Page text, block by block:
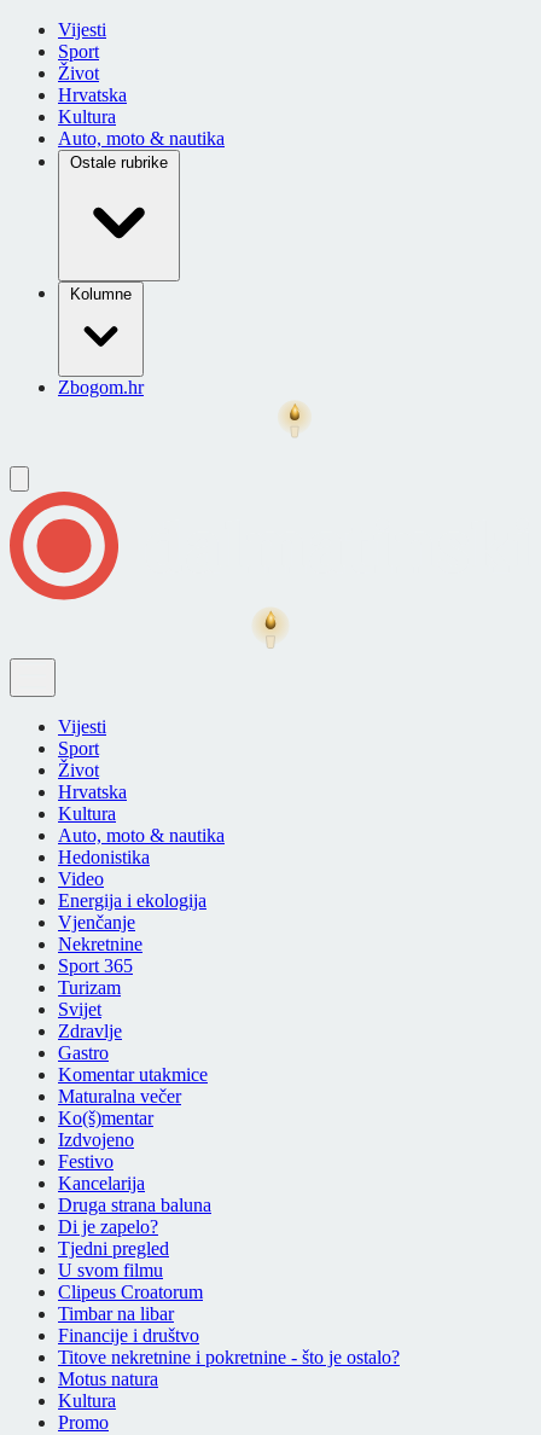
Vijesti
Sport
Život
Hrvatska
Kultura
Auto, moto & nautika
Ostale rubrike
Kolumne
Zbogom.hr
Vijesti
Sport
Život
Hrvatska
Kultura
Auto, moto & nautika
Hedonistika
Video
Energija i ekologija
Vjenčanje
Nekretnine
Sport 365
Turizam
Svijet
Zdravlje
Gastro
Komentar utakmice
Maturalna večer
Ko(š)mentar
Izdvojeno
Festivo
Kancelarija
Druga strana baluna
Di je zapelo?
Tjedni pregled
U svom filmu
Clipeus Croatorum
Timbar na libar
Financije i društvo
Titove nekretnine i pokretnine - što je ostalo?
Motus natura
Kultura
Promo